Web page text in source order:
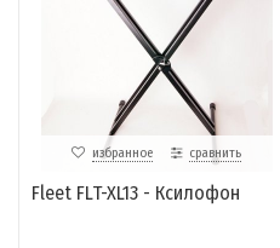
избранное сравнить
Fleet FLT-XL13 - Ксилофон